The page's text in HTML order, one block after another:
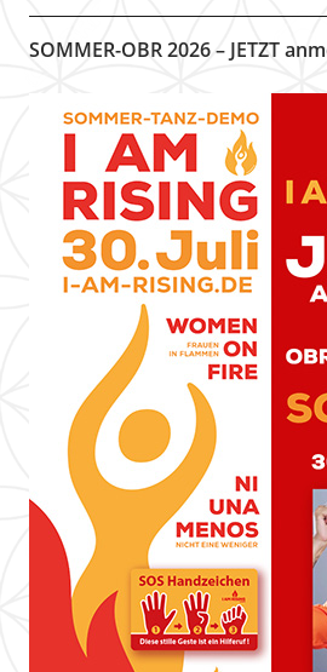
SOMMER-OBR 2026 – JETZT